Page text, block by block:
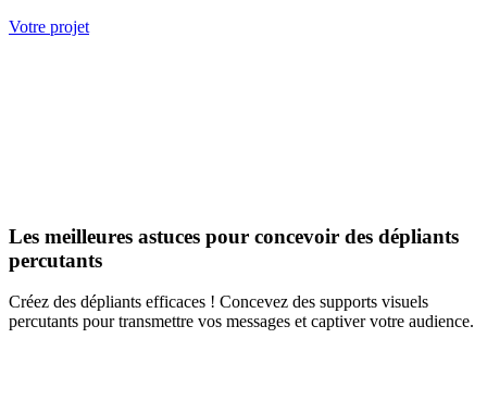
Votre projet
Les meilleures astuces pour concevoir des dépliants
percutants
Créez des dépliants efficaces ! Concevez des supports visuels
percutants pour transmettre vos messages et captiver votre audience.